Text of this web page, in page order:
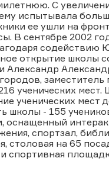
С
испытывала
ее ушли на
В сентябре 2002
содействию
открытие школы
ученических
ученических мест
школы - 155
спортзал,
столовая на 65
спортивная